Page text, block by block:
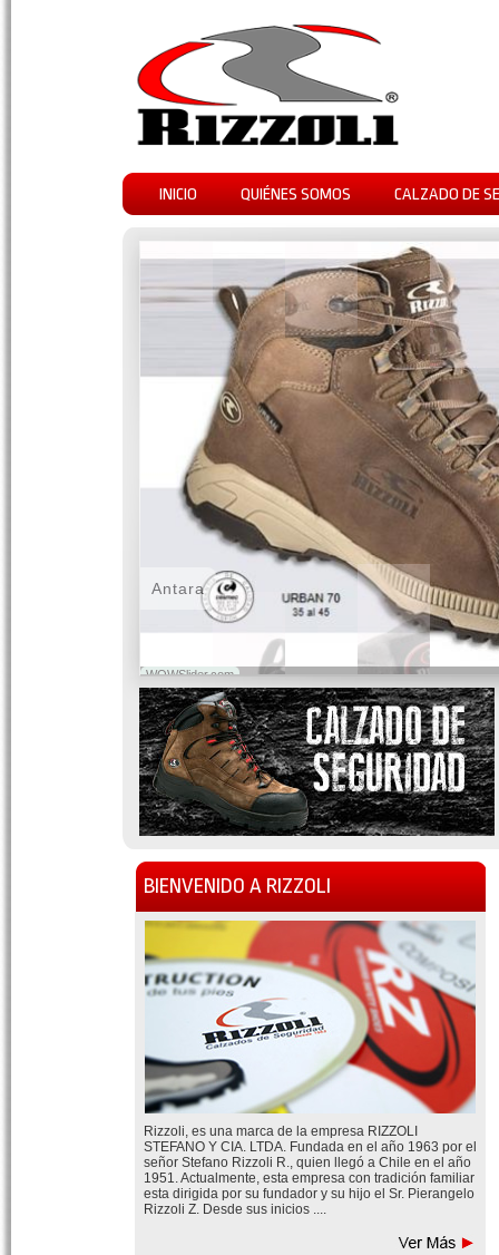
INICIO QUIÉNES SOMOS CALZADO DE
WOWSlider.com
Antara
BIENVENIDO A RIZZOLI
Rizzoli, es una marca de la empresa RIZZOLI
STEFANO Y CIA. LTDA. Fundada en el año 1963 por el
señor Stefano Rizzoli R., quien llegó a Chile en el año
1951. Actualmente, esta empresa con tradición familiar
esta dirigida por su fundador y su hijo el Sr. Pierangelo
Rizzoli Z. Desde sus inicios ....